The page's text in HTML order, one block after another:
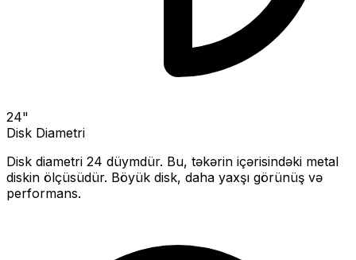
24"
Disk Diametri
Disk diametri 24 düymdür. Bu, təkərin içərisindəki metal
diskin ölçüsüdür. Böyük disk, daha yaxşı görünüş və
performans.